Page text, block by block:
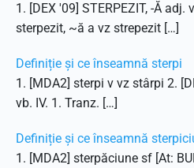
1. [DEX '09] STERPEZIT, -Ă adj.
sterpezit, ~ă a vz strepezit […]
Definiție și ce înseamnă sterpi
1. [MDA2] sterpi v vz stârpi 2.
vb. IV. 1. Tranz. […]
Definiție și ce înseamnă
1. [MDA2] sterpăciune sf [At: